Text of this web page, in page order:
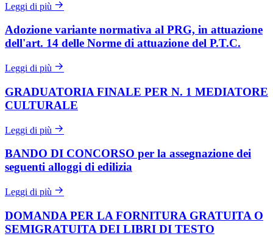
Leggi di più
Adozione variante normativa al PRG, in attuazione
dell'art. 14 delle Norme di attuazione del P.T.C.
Leggi di più
GRADUATORIA FINALE PER N. 1 MEDIATORE
CULTURALE
Leggi di più
BANDO DI CONCORSO per la assegnazione dei
seguenti alloggi di edilizia
Leggi di più
DOMANDA PER LA FORNITURA GRATUITA O
SEMIGRATUITA DEI LIBRI DI TESTO